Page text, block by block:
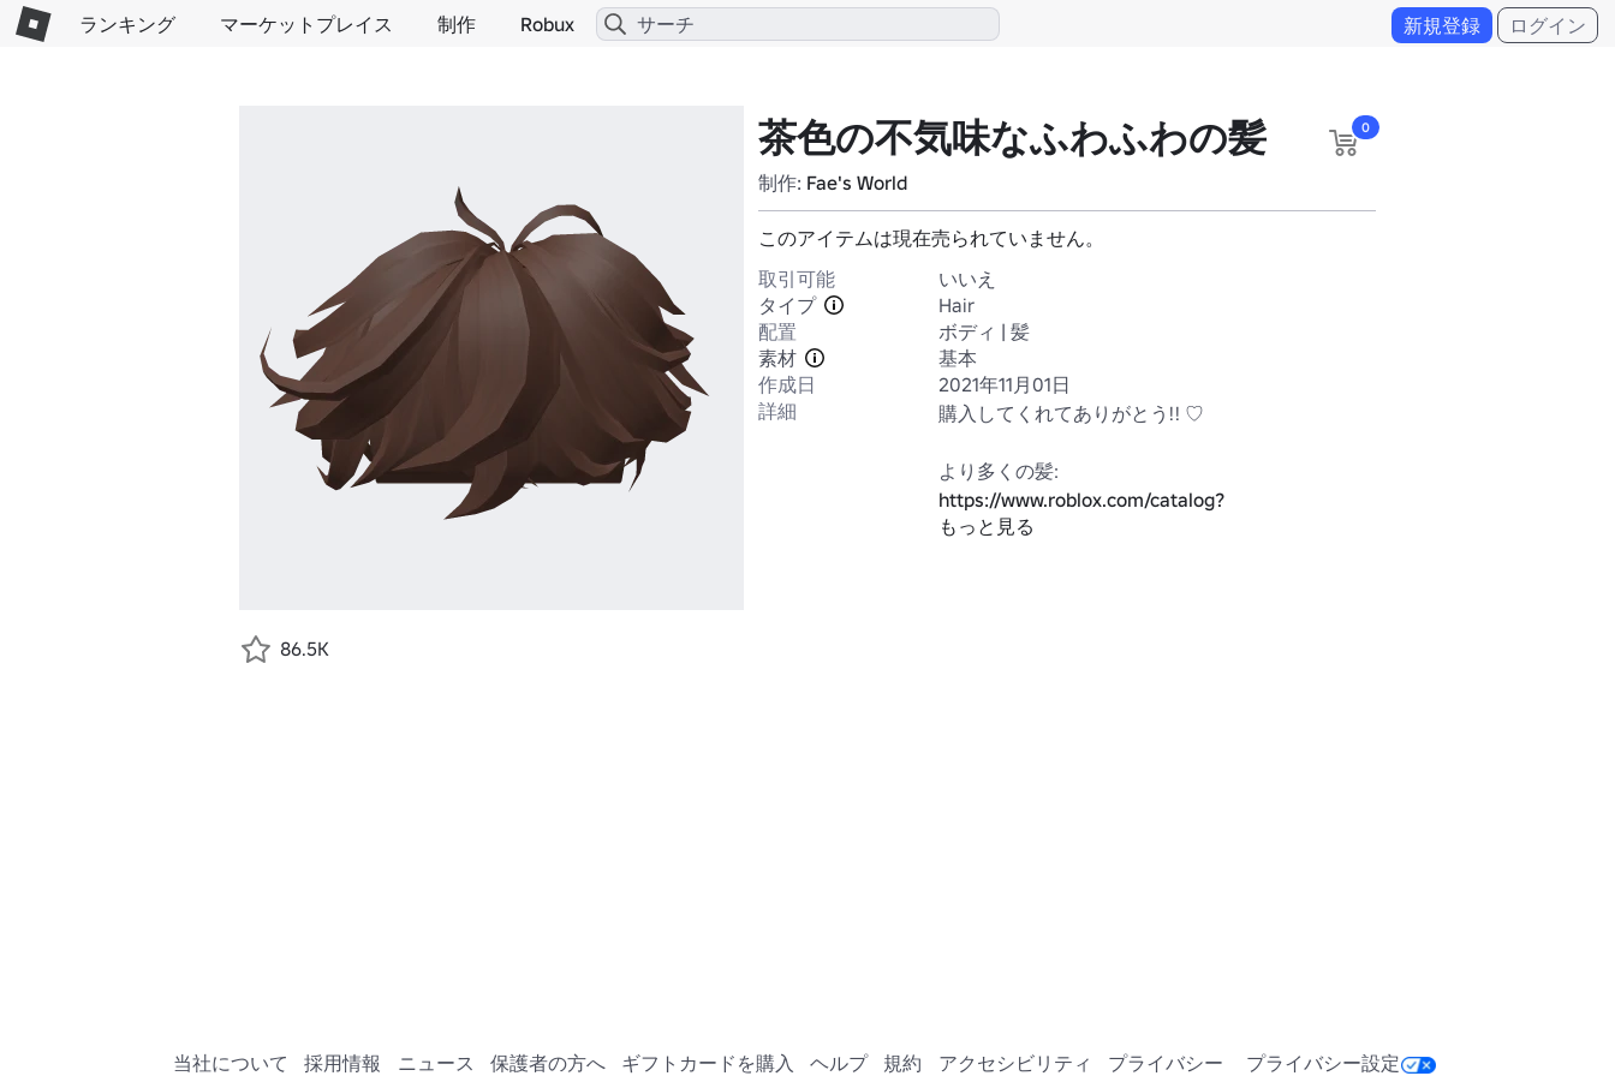
ランキング マーケットプレイス 制作 Robux 新規登録 ログイン
茶色の不気味なふわふわの髪
制作: Fae's World
0
このアイテムは現在売られていません。
取引可能
いいえ
タイプ
Hair
配置
ボディ | 髪
素材
基本
作成日
2021年11月01日
詳細
購入してくれてありがとう!! ♡
https://www.roblox.com/catalog?
Category=1&CreatorName=Fae%27s%20World&CreatorType=Group
もっと見る
86.5K
当社について 採用情報 ニュース 保護者の方へ ギフトカードを購入 ヘルプ 規約 アクセシビリティ プライバシー プライバシー設定